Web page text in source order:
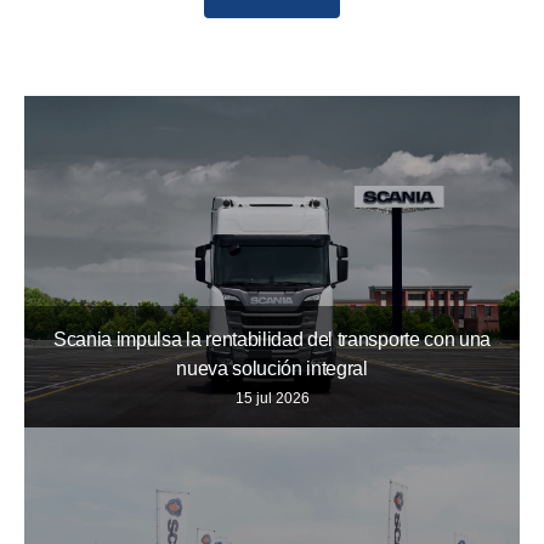
Scania impulsa la rentabilidad del transporte con una
nueva solución integral
15 jul 2026